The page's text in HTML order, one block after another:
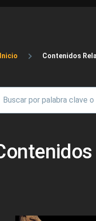
Sobrescribir
Inicio Contenidos